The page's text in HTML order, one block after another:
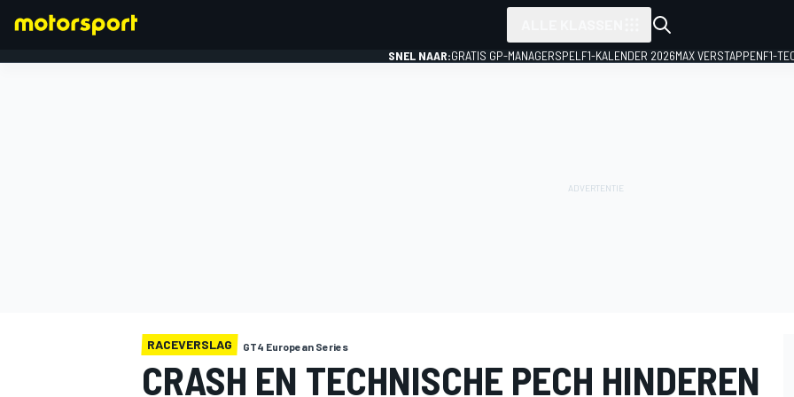
SNEL NAAR:GRATIS GP-MANAGERSPEL F1-KALENDER 2026MAX VERSTAPPENF1-
RACEVERSLAG GT4 European Series
CRASH EN TECHNISCHE PECH HINDEREN